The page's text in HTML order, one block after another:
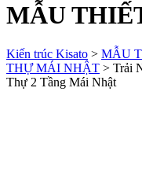
MẪU
Kiến trúc Kisato > MẪU
THỰ MÁI NHẬT > Trải
Thự 2 Tầng Mái Nhật